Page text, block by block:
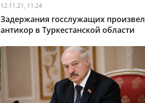
12.11.21, 11:24
Задержания госслужащих произвел
антикор в Туркестанской области